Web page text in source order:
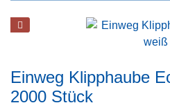
Einweg Klipphaube
2000 Stück